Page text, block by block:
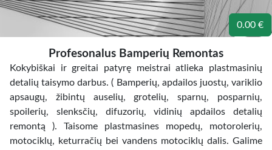
0.00 €
Profesonalus Bamperių Remontas
Kokybiškai ir greitai patyrę meistrai atlieka plastmasinių
detalių taisymo darbus. ( Bamperių, apdailos juostų, variklio
apsaugų, žibintų auselių, grotelių, sparnų, posparnių,
spoilerių, slenksčių, difuzorių, vidinių apdailos detalių
remontą ). Taisome plastmasines mopedų, motorolerių,
motociklų, keturračių bei vandens motociklų dalis. Galime